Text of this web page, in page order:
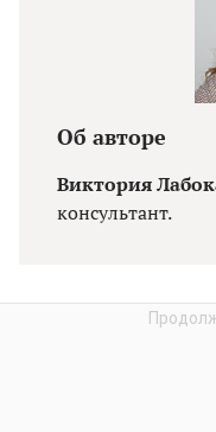
Об авторе
Виктория
консультант.